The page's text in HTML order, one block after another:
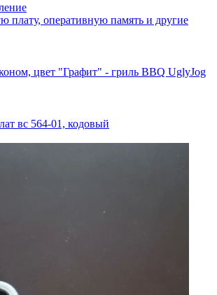
плату, оперативную память и другие
цвет "Графит" - гриль BBQ UglyJog
вс 564-01, кодовый